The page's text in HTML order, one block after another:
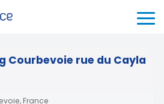
Courbevoie rue du Cayla
France